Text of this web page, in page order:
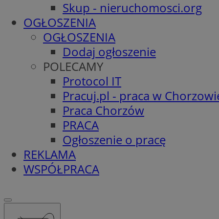
Skup - nieruchomosci.org
OGŁOSZENIA
OGŁOSZENIA
Dodaj ogłoszenie
POLECAMY
Protocol IT
Pracuj.pl - praca w
Praca Chorzów
PRACA
Ogłoszenie o pracę
REKLAMA
WSPÓŁPRACA